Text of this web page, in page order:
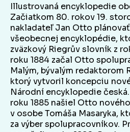
Illustrovaná encyklopedie
Začiatkom 80. rokov 19.
nakladateľ Jan Otto
všeobecnej encyklopédie,
zväzkový Riegrův slovník z
roku 1884 začal Otto
Malým, bývalým redaktorom
ktorý vytvoril koncepciu
Národní encyklopedie
roku 1885 našiel Otto
v osobe Tomáša Masaryka,
za výber spolupracovníkov.